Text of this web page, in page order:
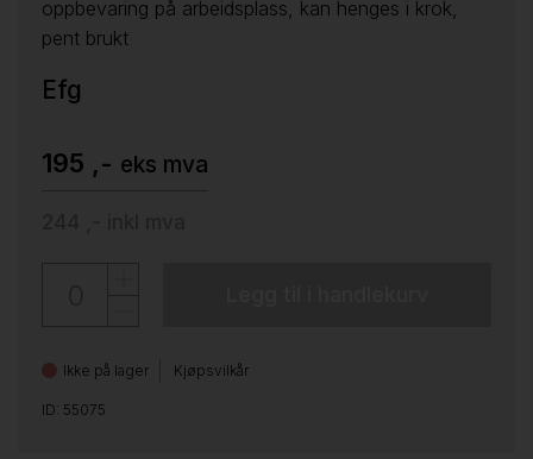
oppbevaring på arbeidsplass, kan henges i krok,
pent brukt
Efg
195 ,- eks mva
Ikke på lager Kjøpsvilkår
ID: 55075